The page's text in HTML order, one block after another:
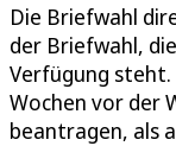
Die Briefwahl
der Briefwahl,
Verfügung steht.
Wochen vor der
beantragen, als